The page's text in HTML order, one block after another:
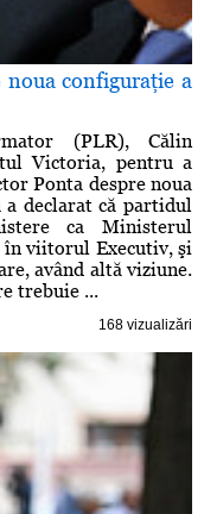
configuraţie a
(PLR), Călin
Victoria, pentru a
Ponta despre noua
a declarat că partidul
ca Ministerul
viitorul Executiv, şi
având altă viziune.
trebuie ...
168 vizualizări